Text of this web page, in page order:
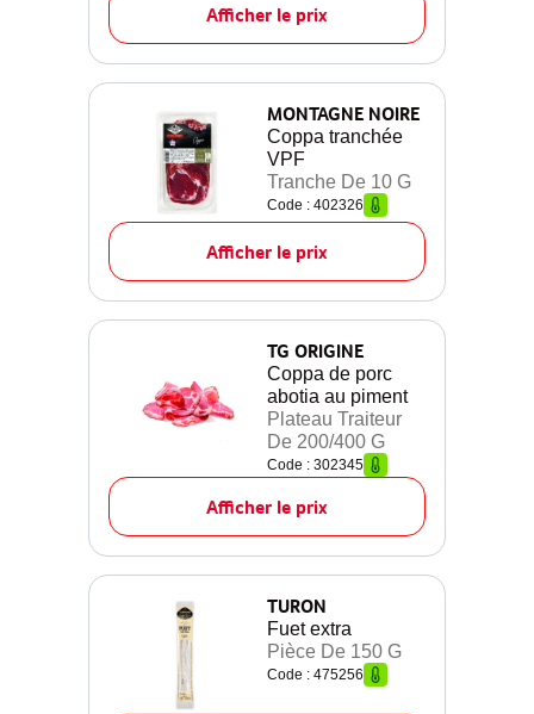
Afficher le prix
MONTAGNE NOIRE
Coppa tranchée
VPF
Tranche De 10 G
Code : 402326
Afficher le prix
TG ORIGINE
Coppa de porc
abotia au piment
Plateau Traiteur
De 200/400 G
Code : 302345
Afficher le prix
TURON
Fuet extra
Pièce De 150 G
Code : 475256